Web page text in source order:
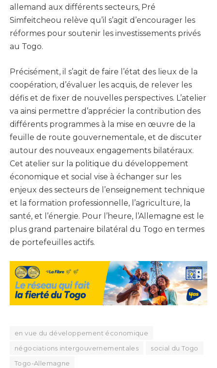
allemand aux différents secteurs, Pré
Simfeitcheou relève qu’il s’agit d’encourager les
réformes pour soutenir les investissements privés
au Togo.
Précisément, il s’agit de faire l’état des lieux de la
coopération, d’évaluer les acquis, de relever les
défis et de fixer de nouvelles perspectives. L’atelier
va ainsi permettre d’apprécier la contribution des
différents programmes à la mise en œuvre de la
feuille de route gouvernementale, et de discuter
autour des nouveaux engagements bilatéraux.
Cet atelier sur la politique du développement
économique et social vise à échanger sur les
enjeux des secteurs de l’enseignement technique
et la formation professionnelle, l’agriculture, la
santé, et l’énergie. Pour l’heure, l’Allemagne est le
plus grand partenaire bilatéral du Togo en termes
de portefeuilles actifs.
en vue du développement économique
négociations intergouvernementales
social du Togo
Togo-Allemagne